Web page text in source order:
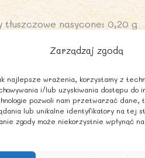
Zarządzaj zgodą
najlepsze wrażenia, korzystamy z
i/lub uzyskiwania dostępu do
pozwoli nam przetwarzać dane,
lub unikalne identyfikatory na tej
zgody może niekorzystnie wpłynąć
tłuszczowe nasycone: 0,20 g
60,3 g
0,3 g
g